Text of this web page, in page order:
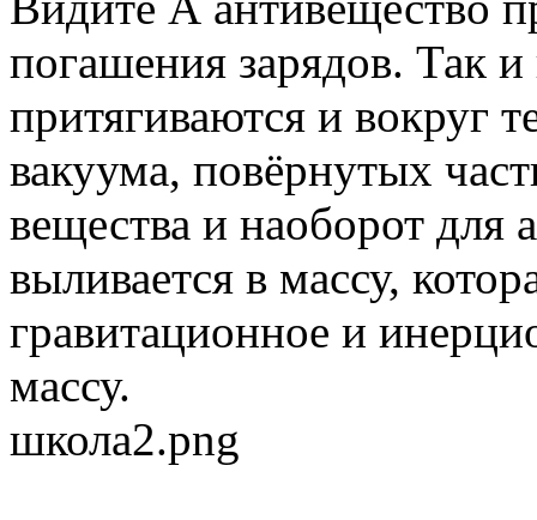
погашения зарядов. Так
притягиваются и вокруг
вакуума, повёрнутых
вещества и наоборот для
выливается в массу,
гравитационное и
массу.
школа2.png